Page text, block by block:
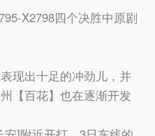
X2798四个决胜中原剧
出十足的冲劲儿，并
【百花】也在逐渐开发